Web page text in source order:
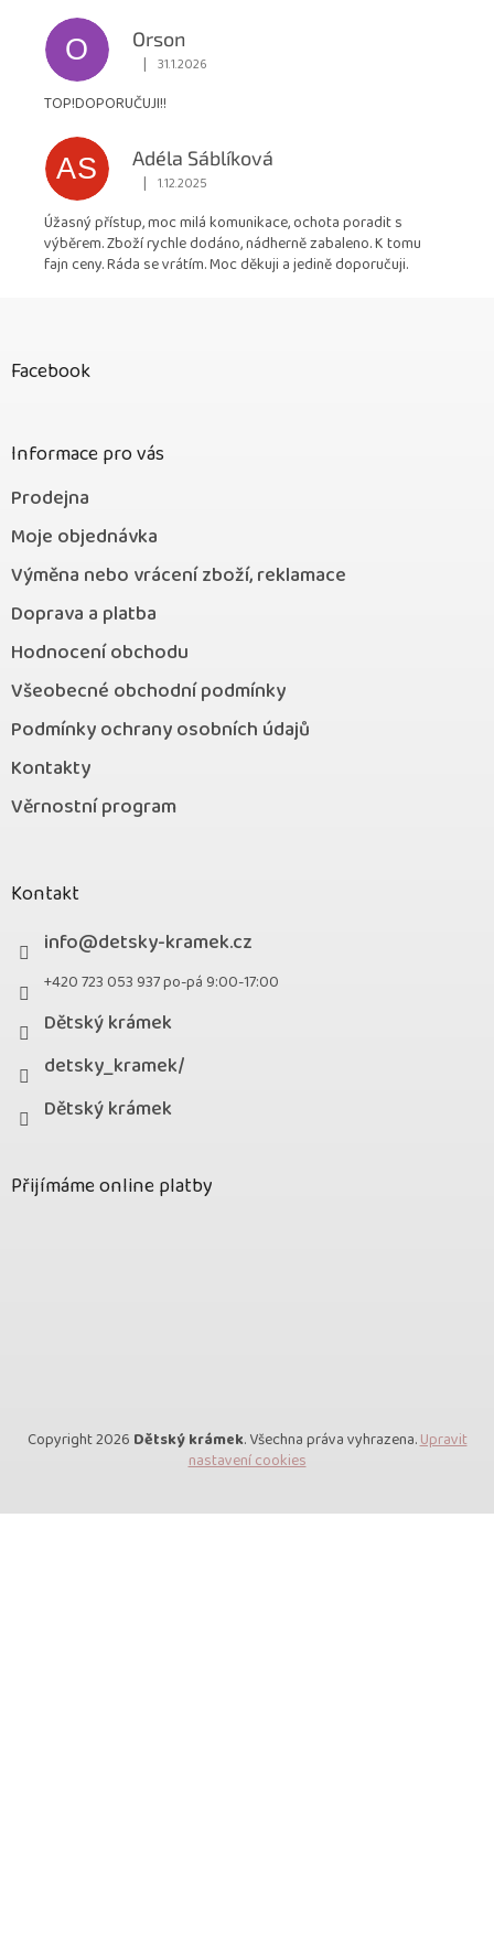
O
Orson
Hodnocení obchodu je 5 z 5 hvězdiček.
| 31.1.2026
TOP!DOPORUČUJI!!
AS
Adéla Sáblíková
Hodnocení obchodu je 5 z 5 hvězdiček.
| 1.12.2025
Úžasný přístup, moc milá komunikace, ochota poradit s
výběrem. Zboží rychle dodáno, nádherně zabaleno. K tomu
fajn ceny. Ráda se vrátím. Moc děkuji a jedině doporučuji.
Facebook
Informace pro vás
Prodejna
Moje objednávka
Výměna nebo vrácení zboží, reklamace
Doprava a platba
Hodnocení obchodu
Všeobecné obchodní podmínky
Podmínky ochrany osobních údajů
Kontakty
Věrnostní program
Kontakt
info@detsky-kramek.cz
+420 723 053 937 po-pá 9:00-17:00
Dětský krámek
detsky_kramek/
Dětský krámek
Přijímáme online platby
Copyright 2026 Dětský krámek. Všechna práva vyhrazena.Upravit
nastavení cookies